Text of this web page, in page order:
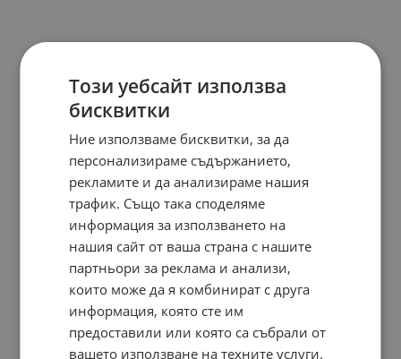
Този уебсайт използва
бисквитки
Ние използваме бисквитки, за да
персонализираме съдържанието,
рекламите и да анализираме нашия
трафик. Също така споделяме
информация за използването на
нашия сайт от ваша страна с нашите
партньори за реклама и анализи,
които може да я комбинират с друга
информация, която сте им
предоставили или която са събрали от
вашето използване на техните услуги.